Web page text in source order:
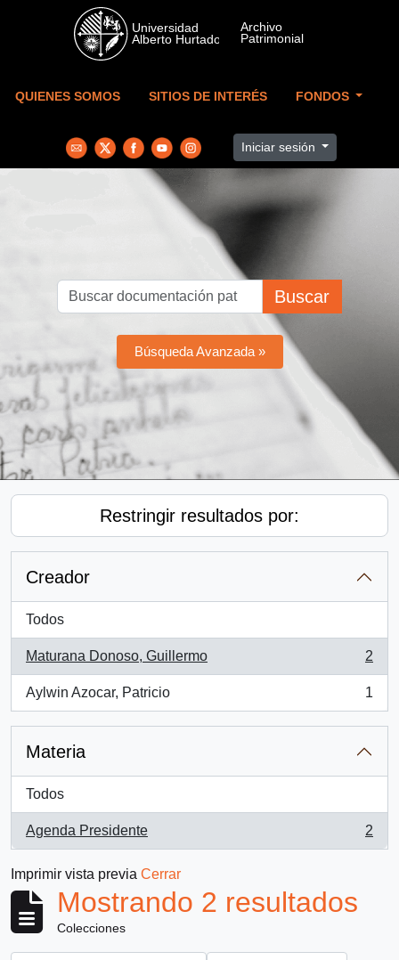
Skip to main content
QUIENES SOMOS SITIOS DE INTERÉS FONDOS
Iniciar sesión
Buscar
Búsqueda Avanzada »
Restringir resultados por:
Creador
Todos
Maturana Donoso, Guillermo
, 2 resultados
2
Aylwin Azocar, Patricio
, 1 resultados
1
Materia
Todos
Agenda Presidente
, 2 resultados
2
Imprimir vista previa Cerrar
Mostrando 2 resultados
Colecciones